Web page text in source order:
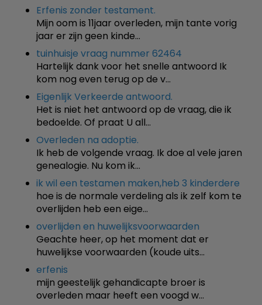
Erfenis zonder testament.
Mijn oom is 11jaar overleden, mijn tante vorig
jaar er zijn geen kinde…
tuinhuisje vraag nummer 62464
Hartelijk dank voor het snelle antwoord Ik
kom nog even terug op de v…
Eigenlijk Verkeerde antwoord.
Het is niet het antwoord op de vraag, die ik
bedoelde. Of praat U all…
Overleden na adoptie.
Ik heb de volgende vraag. Ik doe al vele jaren
genealogie. Nu kom ik…
ik wil een testamen maken,heb 3 kinderdere
hoe is de normale verdeling als ik zelf kom te
overlijden heb een eige…
overlijden en huwelijksvoorwaarden
Geachte heer, op het moment dat er
huwelijkse voorwaarden (koude uits…
erfenis
mijn geestelijk gehandicapte broer is
overleden maar heeft een voogd w…